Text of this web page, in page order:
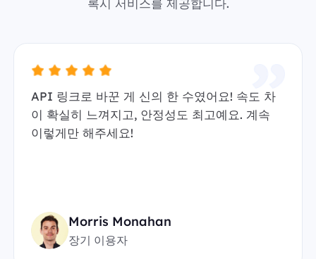
록시 서비스를 제공합니다.
API 링크로 바꾼 게 신의 한 수였어요! 속도 차
이 확실히 느껴지고, 안정성도 최고예요. 계속
이렇게만 해주세요!
Morris Monahan
장기 이용자